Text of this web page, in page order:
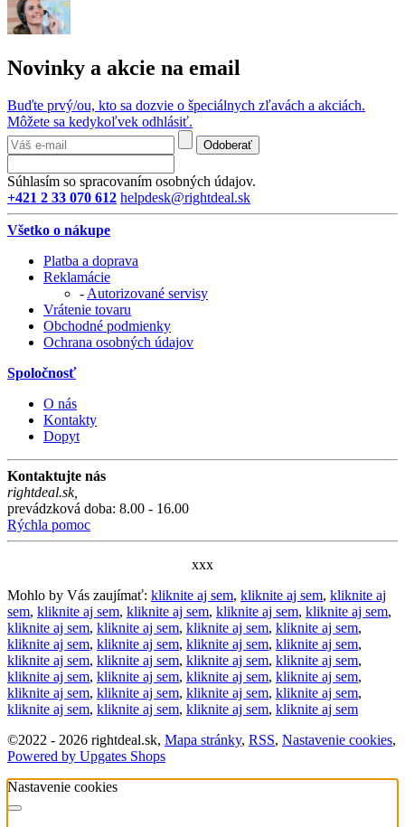
Novinky a akcie na email
Buďte prvý/ou, kto sa dozvie o špeciálnych zľavách a akciách.
Môžete sa kedykoľvek odhlásiť.
Odoberať
Súhlasím so spracovaním osobných údajov.
+421 2 33 070 612 helpdesk@rightdeal.sk
Všetko o nákupe
Platba a doprava
Reklamácie
-Autorizované servisy
Vrátenie tovaru
Obchodné podmienky
Ochrana osobných údajov
Spoločnosť
O nás
Kontakty
Dopyt
Kontaktujte nás
rightdeal.sk,
prevádzková doba: 8.00 - 16.00
Rýchla pomoc
xxx
Mohlo by Vás zaujímať: kliknite aj sem, kliknite aj sem, kliknite aj
sem, kliknite aj sem, kliknite aj sem, kliknite aj sem, kliknite aj sem,
kliknite aj sem, kliknite aj sem, kliknite aj sem, kliknite aj sem,
kliknite aj sem, kliknite aj sem, kliknite aj sem, kliknite aj sem,
kliknite aj sem, kliknite aj sem, kliknite aj sem, kliknite aj sem,
kliknite aj sem, kliknite aj sem, kliknite aj sem, kliknite aj sem,
kliknite aj sem, kliknite aj sem, kliknite aj sem, kliknite aj sem,
kliknite aj sem, kliknite aj sem, kliknite aj sem, kliknite aj sem
©2022 - 2026 rightdeal.sk, Mapa stránky, RSS, Nastavenie cookies,
Powered by Upgates Shops
Nastavenie cookies